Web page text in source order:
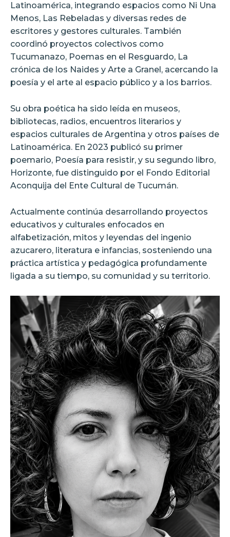
Latinoamérica, integrando espacios como Ni Una
Menos, Las Rebeladas y diversas redes de
escritores y gestores culturales. También
coordinó proyectos colectivos como
Tucumanazo, Poemas en el Resguardo, La
crónica de los Naides y Arte a Granel, acercando la
poesía y el arte al espacio público y a los barrios.
Su obra poética ha sido leída en museos,
bibliotecas, radios, encuentros literarios y
espacios culturales de Argentina y otros países de
Latinoamérica. En 2023 publicó su primer
poemario, Poesía para resistir, y su segundo libro,
Horizonte, fue distinguido por el Fondo Editorial
Aconquija del Ente Cultural de Tucumán.
Actualmente continúa desarrollando proyectos
educativos y culturales enfocados en
alfabetización, mitos y leyendas del ingenio
azucarero, literatura e infancias, sosteniendo una
práctica artística y pedagógica profundamente
ligada a su tiempo, su comunidad y su territorio.